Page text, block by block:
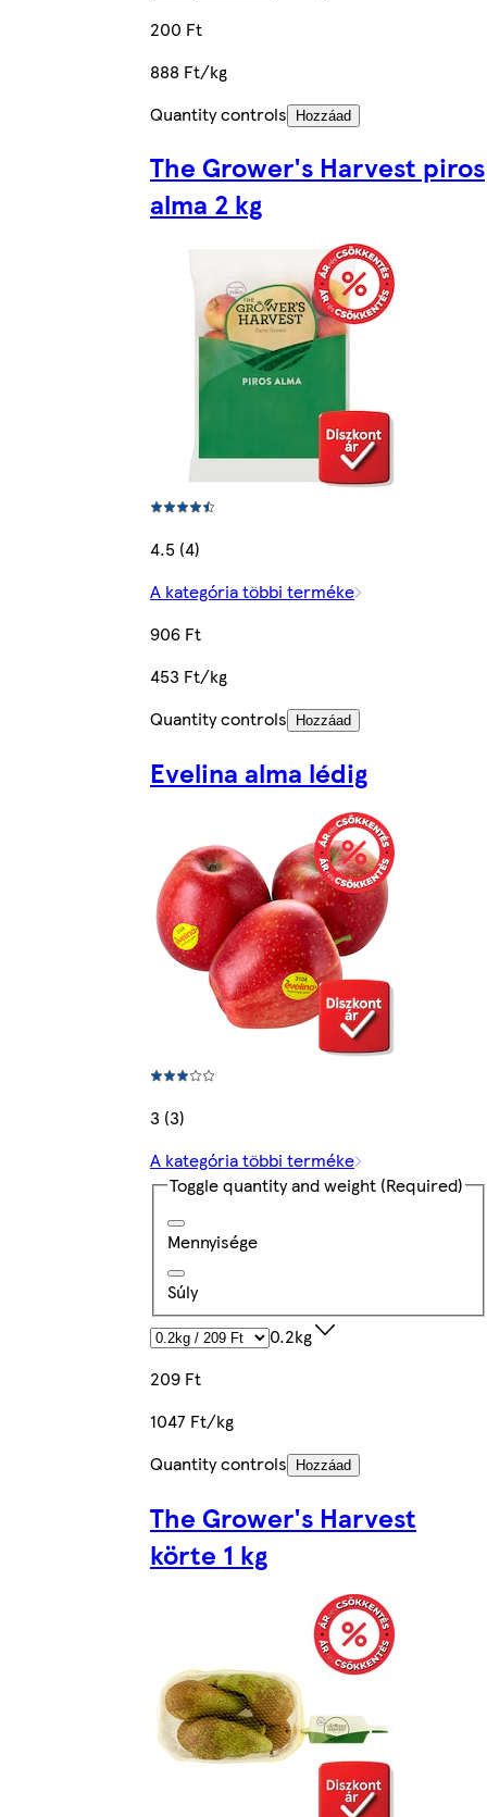
200 Ft
888 Ft/kg
Quantity controls
Hozzáad
The Grower's Harvest piros
alma 2 kg
4.5 (4)
A kategória többi terméke
906 Ft
453 Ft/kg
Quantity controls
Hozzáad
Evelina alma lédig
3 (3)
A kategória többi terméke
Toggle quantity and weight (Required)
Mennyisége
Súly
0.2kg
209 Ft
1047 Ft/kg
Quantity controls
Hozzáad
The Grower's Harvest
körte 1 kg